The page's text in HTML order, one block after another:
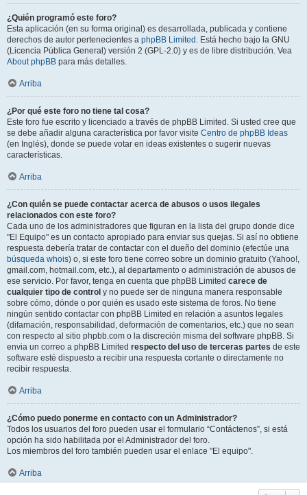
¿Quién programó este foro?
Esta aplicación (en su forma original) es desarrollada, publicada y contiene
derechos de autor pertenecientes a phpBB Limited . Está hecho bajo la GNU
(Licencia Pública General) versión 2 (GPL-2.0) y es de libre distribución. Vea
About phpBB para más detalles.
Arriba
¿Por qué este foro no tiene tal cosa?
Este foro fue escrito y licenciado a través de phpBB Limited. Si usted cree que
se debe añadir alguna característica por favor visite Centro de phpBB Ideas
(en Inglés), donde se puede votar en ideas existentes o sugerir nuevas
características.
Arriba
¿Con quién se puede contactar acerca de abusos o usos ilegales
relacionados con este foro?
Cada uno de los administradores que figuran en la lista del grupo donde dice
"El Equipo" es un contacto apropiado para enviar sus quejas. Si así no obtiene
respuesta debería tratar de contactar con el dueño del dominio (efectúe una
búsqueda whois) o, si este foro tiene correo sobre un dominio gratuito (Yahoo!,
gmail.com, hotmail.com, etc.), al departamento o administración de abusos de
ese servicio. Por favor, tenga en cuenta que phpBB Limited carece de
cualquier tipo de control y no puede ser de ninguna manera responsable
sobre cómo, dónde o por quién es usado este sistema de foros. No tiene
ningún sentido contactar con phpBB Limited en relación a asuntos legales
(difamación, responsabilidad, deformación de comentarios, etc.) que no sean
con respecto al sitio phpbb.com o la discreción misma del software phpBB. Si
envia un correo a phpBB Limited respecto del uso de terceras partes de este
software esté dispuesto a recibir una respuesta cortante o directamente no
recibir respuesta.
Arriba
¿Cómo puedo ponerme en contacto con un Administrador?
Todos los usuarios del foro pueden usar el formulario “Contáctenos”, si está
opción ha sido habilitada por el Administrador del foro.
Los miembros del foro también pueden usar el enlace "El equipo".
Arriba